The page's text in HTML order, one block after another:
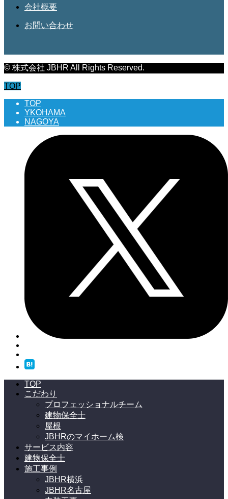
会社概要
お問い合わせ
© 株式会社 JBHR All Rights Reserved.
TOP
TOP
YKOHAMA
NAGOYA
TOP
こだわり
プロフェッショナルチーム
建物保全士
屋根
JBHRのマイホーム検
サービス内容
建物保全士
施工事例
JBHR横浜
JBHR名古屋